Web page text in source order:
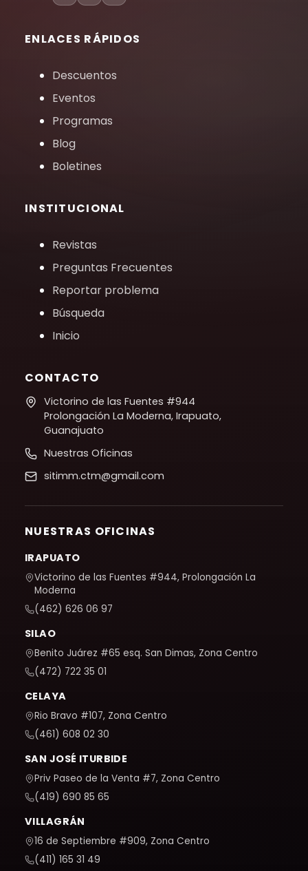
ENLACES RÁPIDOS
Descuentos
Eventos
Programas
Blog
Boletines
INSTITUCIONAL
Revistas
Preguntas Frecuentes
Reportar problema
Búsqueda
Inicio
CONTACTO
Victorino de las Fuentes #944
Prolongación La Moderna, Irapuato,
Guanajuato
Nuestras Oficinas
sitimm.ctm@gmail.com
NUESTRAS OFICINAS
IRAPUATO
Victorino de las Fuentes #944, Prolongación La
Moderna
(462) 626 06 97
SILAO
Benito Juárez #65 esq. San Dimas, Zona Centro
(472) 722 35 01
CELAYA
Rio Bravo #107, Zona Centro
(461) 608 02 30
SAN JOSÉ ITURBIDE
Priv Paseo de la Venta #7, Zona Centro
(419) 690 85 65
VILLAGRÁN
16 de Septiembre #909, Zona Centro
(411) 165 31 49